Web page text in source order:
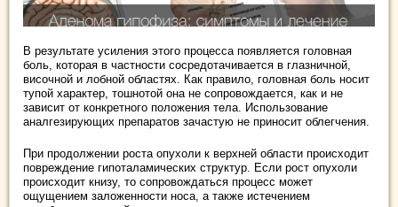
В результате усиления этого процесса появляется головная
боль, которая в частности сосредотачивается в глазничной,
височной и лобной областях. Как правило, головная боль носит
тупой характер, тошнотой она не сопровождается, как и не
зависит от конкретного положения тела. Использование
аналгезирующих препаратов зачастую не приносит облегчения.
При продолжении роста опухоли к верхней области происходит
повреждение гипоталамических структур. Если рост опухоли
происходит книзу, то сопровождаться процесс может
ощущением заложенности носа, а также истечением